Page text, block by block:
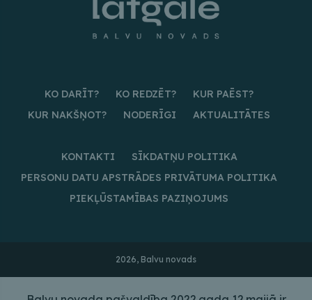
KO DARĪT? KO REDZĒT?
KUR PAĒST?
KUR NAKŠŅOT?
NODERĪGI AKTUALITĀTES
KONTAKTI
SĪKDATŅU POLITIKA
PERSONU DATU APSTRĀDES PRIVĀTUMA POLITIKA
PIEKĻŪSTAMĪBAS PAZIŅOJUMS
2026, Balvu novads